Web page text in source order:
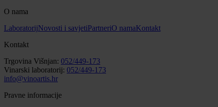
O nama
LaboratorijNovosti i savjetiPartneriO namaKontakt
Kontakt
Trgovina Višnjan: 052/449-173
Vinarski laboratorij: 052/449-173
info@vinoartis.hr
Pravne informacije